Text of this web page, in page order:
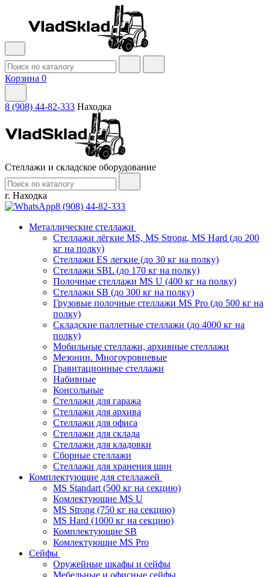
Корзина 0
8 (908) 44-82-333 Находка
Стеллажи и складское оборудование
г. Находка
8 (908) 44-82-333
Металлические стеллажи
Стеллажи лёгкие MS, MS Strong, MS Hard (до 200
кг на полку)
Стеллажи ES легкие (до 30 кг на полку)
Стеллажи SBL (до 170 кг на полку)
Полочные стеллажи MS U (400 кг на полку)
Стеллажи SB (до 300 кг на полку)
Грузовые полочные стеллажи MS Pro (до 500 кг на
полку)
Складские паллетные стеллажи (до 4000 кг на
полку)
Мобильные стеллажи, архивные стеллажи
Мезонин. Многоуровневые
Гравитационные стеллажи
Набивные
Консольные
Стеллажи для гаража
Стеллажи для архива
Стеллажи для офиса
Стеллажи для склада
Стеллажи для кладовки
Сборные стеллажи
Стеллажи для хранения шин
Комплектующие для стеллажей
MS Standart (500 кг на секцию)
Комлектующие MS U
MS Strong (750 кг на секцию)
MS Hard (1000 кг на секцию)
Комплектующие SB
Комлектующие MS Pro
Сейфы
Оружейные шкафы и сейфы
Мебельные и офисные сейфы